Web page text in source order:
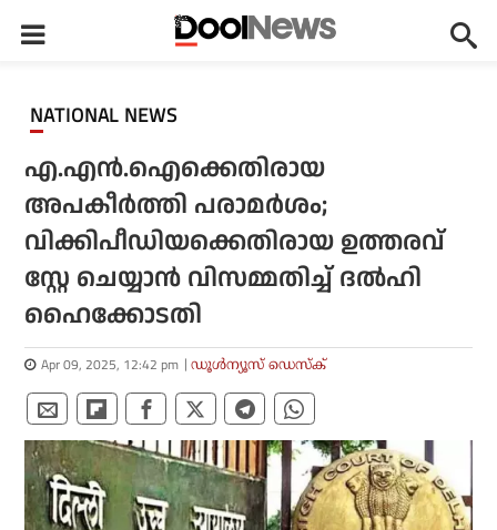
NATIONAL NEWS
എ.എന്‍.ഐക്കെതിരായ
അപകീര്‍ത്തി പരാമര്‍ശം;
വിക്കിപീഡിയക്കെതിരായ ഉത്തരവ്
സ്റ്റേ ചെയ്യാന്‍ വിസമ്മതിച്ച് ദല്‍ഹി
ഹൈക്കോടതി
Apr 09, 2025, 12:42 pm ഡൂള്‍ന്യൂസ് ഡെസ്‌ക്